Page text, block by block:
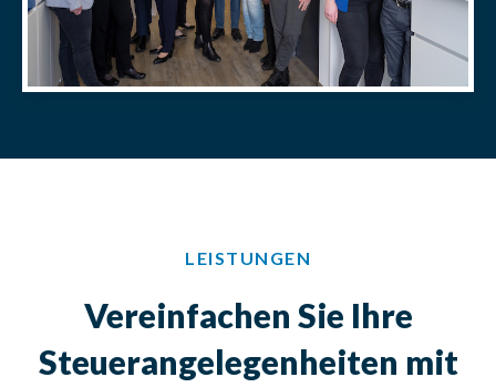
LEISTUNGEN
Vereinfachen Sie Ihre
Steuerangelegenheiten mit